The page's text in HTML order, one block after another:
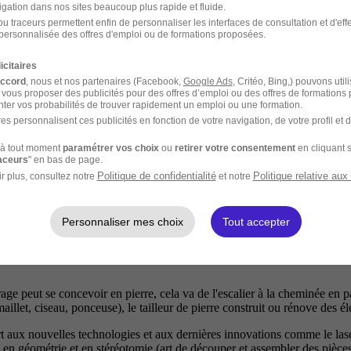
précieux conseils à sa clientèle grâce à ses connaissances des
les goûts de ses clients et les impératifs du calendrier (Saint-
etc.) et les propose à la vente.
habileté manuelle et de sa capacité à jouer avec les formes et les
ainsi que la gestion administrative et comptable s'il possède
cela ne fait pas tout et il doit également avoir la fibre commerciale.
le métier. Il pourra être complété par un BP (Brevet
peut se concevoir en pierre, cela va de l'escalier à la cheminée
ciseau, ponceuse), le tailleur de pierre construit ou rénove des
nouvelles technologies et aux dernières innovations comme le
géométrie et en stéréotomie (art de découper et assembler des
dans nos sites beaucoup plus rapide et fluide.
traceurs permettent enfin de personnaliser les interfaces de consultation et
des offres d'emploi ou de formations proposées.
, nous et nos partenaires (Facebook, Google Ads, Critéo, Bing,) pouvons
proposer des publicités pour des offres d’emploi ou des offres de formations
vos probabilités de trouver rapidement un emploi ou une formation.
personnalisent ces publicités en fonction de votre navigation, de votre profil et
tout moment paramétrer vos choix ou retirer votre consentementen cliquant
" en bas de page.
plus, consultez notre Politique de confidentialitéet notre Politique relative aux
Personnaliser mes choix Tout accepter